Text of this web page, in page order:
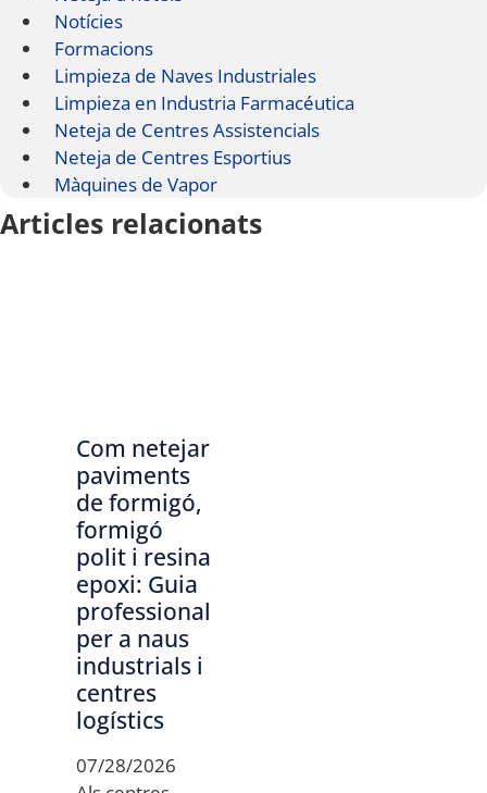
Notícies
Formacions
Limpieza de Naves Industriales
Limpieza en Industria Farmacéutica
Neteja de Centres Assistencials
Neteja de Centres Esportius
Màquines de Vapor
Articles relacionats
Com netejar
paviments
de formigó,
formigó
polit i resina
epoxi: Guia
professional
per a naus
industrials i
centres
logístics
07/28/2026